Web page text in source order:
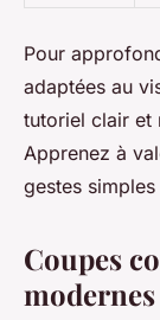
Pour
adaptées au
tutoriel clair et
Apprenez à
gestes
Coupes